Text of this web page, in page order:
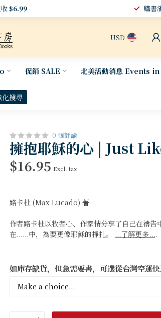
$6.99 購書
USD
促銷 SALE 北美活動消息 Events in
化搜尋
0 個評論
擁抱耶穌的心 | Just
$16.95 Excl. tax
路卡杜 (Max Lucado) 著
作者路卡杜以牧者心、作家情分享了自己在禱告
在......中，為要更像耶穌的掙扎。 ...了解更多....
如庫存缺貨，但急需要書，可選從台灣空運